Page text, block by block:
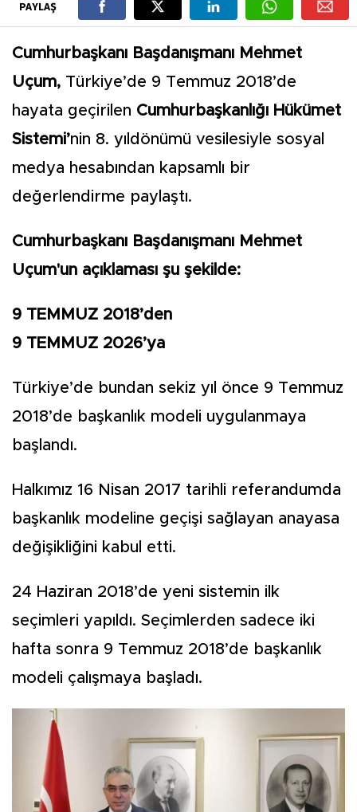
PAYLAŞ
Cumhurbaşkanı Başdanışmanı Mehmet
Uçum, Türkiye’de 9 Temmuz 2018’de
hayata geçirilen Cumhurbaşkanlığı Hükümet
Sistemi’nin 8. yıldönümü vesilesiyle sosyal
medya hesabından kapsamlı bir
değerlendirme paylaştı.
Cumhurbaşkanı Başdanışmanı Mehmet
Uçum'un açıklaması şu şekilde:
9 TEMMUZ 2018’den
9 TEMMUZ 2026’ya
Türkiye’de bundan sekiz yıl önce 9 Temmuz
2018’de başkanlık modeli uygulanmaya
başlandı.
Halkımız 16 Nisan 2017 tarihli referandumda
başkanlık modeline geçişi sağlayan anayasa
değişikliğini kabul etti.
24 Haziran 2018’de yeni sistemin ilk
seçimleri yapıldı. Seçimlerden sadece iki
hafta sonra 9 Temmuz 2018’de başkanlık
modeli çalışmaya başladı.